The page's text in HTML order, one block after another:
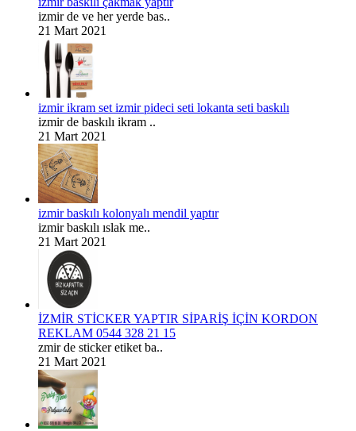
izmir de ve her yerde bas..
21 Mart 2021
izmir ikram set izmir pideci seti lokanta seti baskılı
izmir de baskılı ikram ..
21 Mart 2021
izmir baskılı kolonyalı mendil yaptır
izmir baskılı ıslak me..
21 Mart 2021
İZMİR STİCKER YAPTIR SİPARİŞ İÇİN KORDON
REKLAM 0544 328 21 15
zmir de sticker etiket ba..
21 Mart 2021